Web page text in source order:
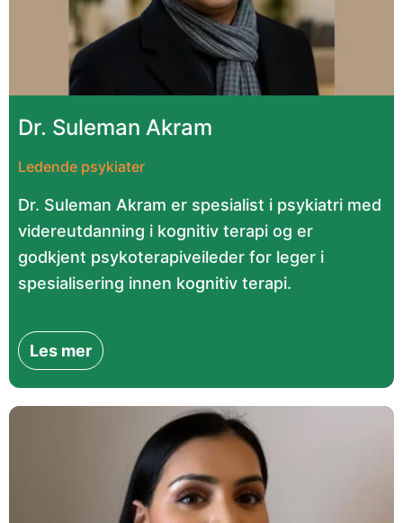
Dr. Suleman Akram
Ledende psykiater
Dr. Suleman Akram er spesialist i psykiatri med
videreutdanning i kognitiv terapi og er
godkjent psykoterapiveileder for leger i
spesialisering innen kognitiv terapi.
Les mer